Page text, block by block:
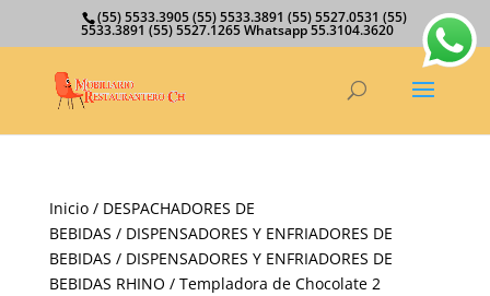
(55) 5533.3905 (55) 5533.3891 (55) 5527.0531 (55)
5533.3891 (55) 5527.1265 Whatsapp 55.3104.3620
Inicio/ DESPACHADORES DE
BEBIDAS / DISPENSADORES Y ENFRIADORES DE
BEBIDAS / DISPENSADORES Y ENFRIADORES DE
BEBIDAS RHINO / Templadora de Chocolate 2